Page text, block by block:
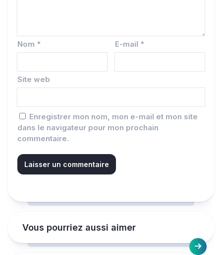
Nom * E-mail *
Site web
Enregistrer mon nom, mon e-mail et mon site
dans le navigateur pour mon prochain
commentaire.
Vous pourriez aussi aimer